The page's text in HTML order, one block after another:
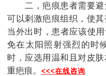
二，疤痕患者需要避
可以刺激疤痕组织，使
当外出时，患者应该使
免在太阳照射强烈的时
时，应选用温和且对皮
重疤痕。 <<<在线咨询